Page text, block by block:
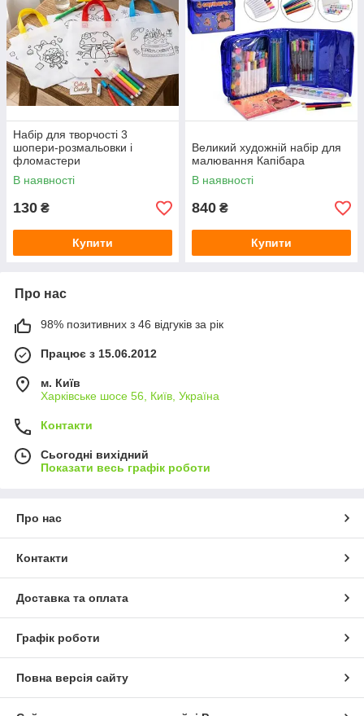
Набір для творчості 3
шопери-розмальовки і
фломастери
В наявності
130 ₴
Купити
Великий художній набір для
малювання Капібара
В наявності
840 ₴
Купити
Про нас
98% позитивних з 46 відгуків за рік
Працює з 15.06.2012
м. Київ
Харківське шосе 56, Київ, Україна
Контакти
Сьогодні вихідний
Показати весь графік роботи
Про нас
Контакти
Доставка та оплата
Графік роботи
Повна версія сайту